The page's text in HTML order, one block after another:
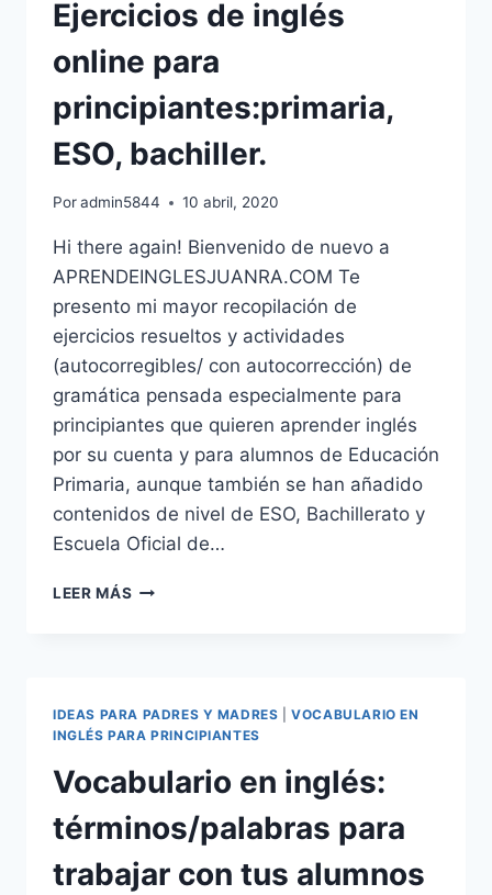
Ejercicios de inglés
online para
principiantes:primaria,
ESO, bachiller.
Poradmin5844 10 abril, 2020
Hi there again! Bienvenido de nuevo a
APRENDEINGLESJUANRA.COM Te
presento mi mayor recopilación de
ejercicios resueltos y actividades
(autocorregibles/ con autocorrección) de
gramática pensada especialmente para
principiantes que quieren aprender inglés
por su cuenta y para alumnos de Educación
Primaria, aunque también se han añadido
contenidos de nivel de ESO, Bachillerato y
Escuela Oficial de…
LEER MÁS EJERCICIOS
PRINCIPIANTES:PRIMARIA,
ESO,
IDEAS PARA PADRES Y MADRES |VOCABULARIO EN
INGLÉS PARA PRINCIPIANTES
Vocabulario en inglés:
términos/palabras para
trabajar con tus alumnos